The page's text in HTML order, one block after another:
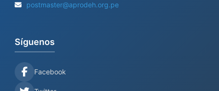
postmaster@aprodeh.org.pe
Síguenos
Facebook